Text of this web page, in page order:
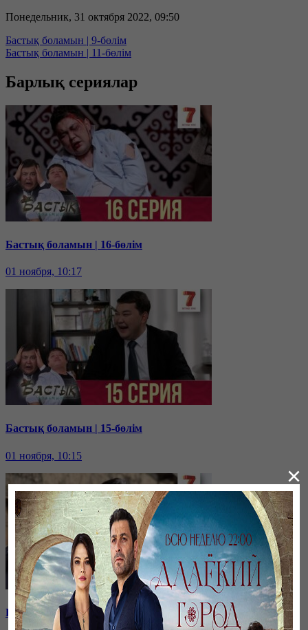
Понедельник, 31 октября 2022, 09:50
Бастық боламын | 9-бөлім
Бастық боламын | 11-бөлім
Барлық сериялар
Бастық боламын | 16-бөлім
01 ноября, 10:17
Бастық боламын | 15-бөлім
01 ноября, 10:15
Бастық боламын | 14-бөлім
×